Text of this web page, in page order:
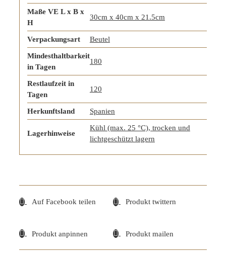
Maße VE L x B x
H
30cm x 40cm x 21.5cm
Verpackungsart Beutel
Mindesthaltbarkeit
in Tagen
180
Restlaufzeit in
Tagen
120
Herkunftsland Spanien
Lagerhinweise
Kühl (max. 25 °C), trocken und
lichtgeschützt lagern
Auf Facebook teilen Produkt twittern
Produkt anpinnen Produkt mailen